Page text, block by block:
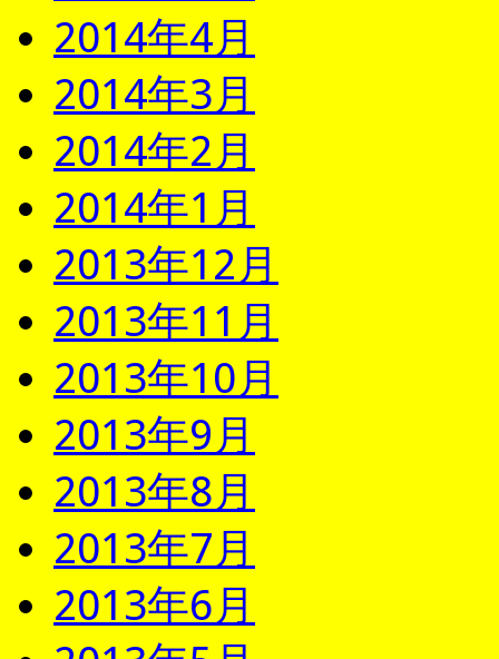
2014年4月
2014年3月
2014年2月
2014年1月
2013年12月
2013年11月
2013年10月
2013年9月
2013年8月
2013年7月
2013年6月